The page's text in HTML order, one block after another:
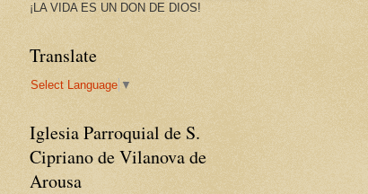
¡LA VIDA ES UN DON DE DIOS!
Translate
Select Language ▼
Iglesia Parroquial de S.
Cipriano de Vilanova de
Arousa